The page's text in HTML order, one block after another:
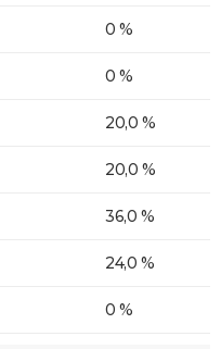
0 %
0 %
20,0 %
20,0 %
36,0 %
24,0 %
0 %